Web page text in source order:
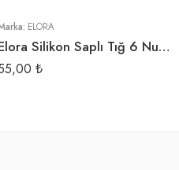
ELORA
Elora Silikon Saplı Tığ 6 Numara
₺